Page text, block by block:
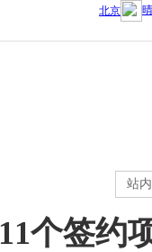
站内
个签约